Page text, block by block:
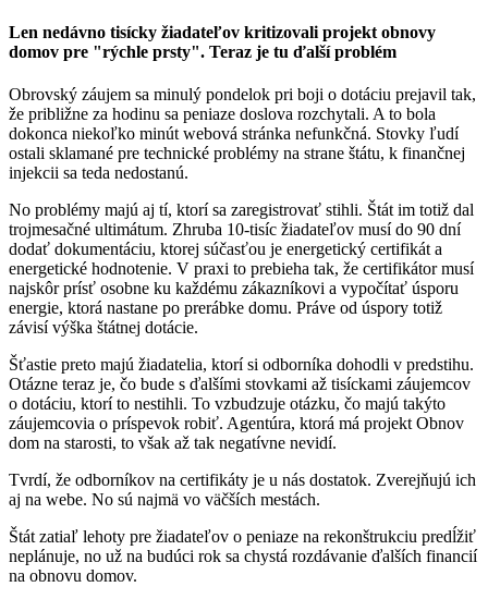
Len nedávno tisícky žiadateľov kritizovali projekt obnovy
domov pre "rýchle prsty". Teraz je tu ďalší problém
Obrovský záujem sa minulý pondelok pri boji o dotáciu prejavil tak,
že približne za hodinu sa peniaze doslova rozchytali. A to bola
dokonca niekoľko minút webová stránka nefunkčná. Stovky ľudí
ostali sklamané pre technické problémy na strane štátu, k finančnej
injekcii sa teda nedostanú.
No problémy majú aj tí, ktorí sa zaregistrovať stihli. Štát im totiž dal
trojmesačné ultimátum. Zhruba 10-tisíc žiadateľov musí do 90 dní
dodať dokumentáciu, ktorej súčasťou je energetický certifikát a
energetické hodnotenie. V praxi to prebieha tak, že certifikátor musí
najskôr prísť osobne ku každému zákazníkovi a vypočítať úsporu
energie, ktorá nastane po prerábke domu. Práve od úspory totiž
závisí výška štátnej dotácie.
Šťastie preto majú žiadatelia, ktorí si odborníka dohodli v predstihu.
Otázne teraz je, čo bude s ďalšími stovkami až tisíckami záujemcov
o dotáciu, ktorí to nestihli. To vzbudzuje otázku, čo majú takýto
záujemcovia o príspevok robiť. Agentúra, ktorá má projekt Obnov
dom na starosti, to však až tak negatívne nevidí.
Tvrdí, že odborníkov na certifikáty je u nás dostatok. Zverejňujú ich
aj na webe. No sú najmä vo väčších mestách.
Štát zatiaľ lehoty pre žiadateľov o peniaze na rekonštrukciu predĺžiť
neplánuje, no už na budúci rok sa chystá rozdávanie ďalších financií
na obnovu domov.